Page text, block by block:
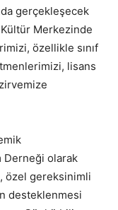
gerçekleşecek
Merkezinde
özellikle sınıf
lisans
Derneği olarak
özel gereksinimli
desteklenmesi